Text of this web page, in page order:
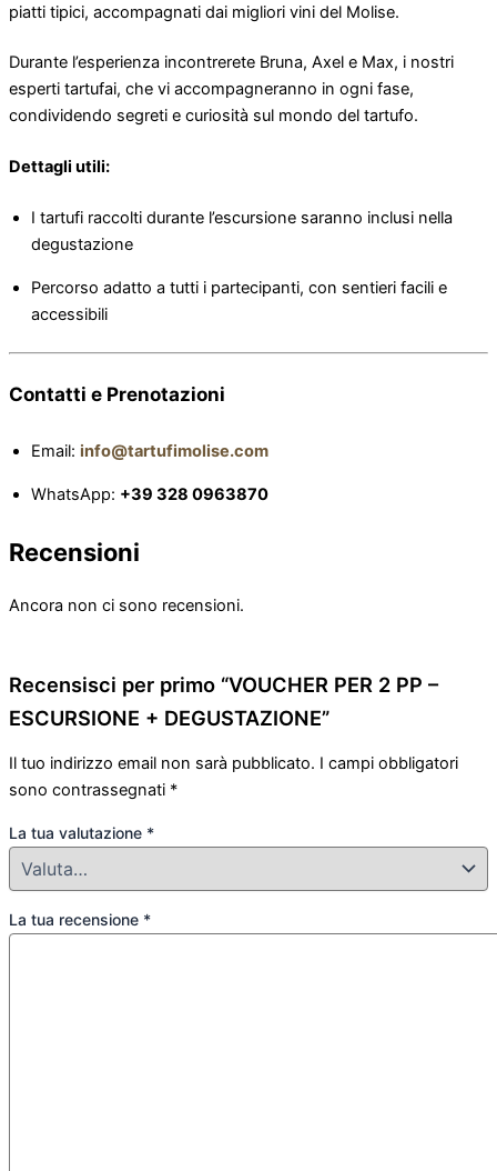
piatti tipici, accompagnati dai migliori vini del Molise.
Durante l’esperienza incontrerete Bruna, Axel e Max, i nostri
esperti tartufai, che vi accompagneranno in ogni fase,
condividendo segreti e curiosità sul mondo del tartufo.
Dettagli utili:
I tartufi raccolti durante l’escursione saranno inclusi nella
degustazione
Percorso adatto a tutti i partecipanti, con sentieri facili e
accessibili
Contatti e Prenotazioni
Email: info@tartufimolise.com
WhatsApp: +39 328 0963870
Recensioni
Ancora non ci sono recensioni.
Recensisci per primo “VOUCHER PER 2 PP –
ESCURSIONE + DEGUSTAZIONE”
Il tuo indirizzo email non sarà pubblicato. I campi obbligatori
sono contrassegnati *
La tua valutazione *
La tua recensione *